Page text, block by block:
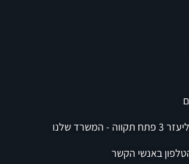
- המשרד שלנו
באנשי הקשר